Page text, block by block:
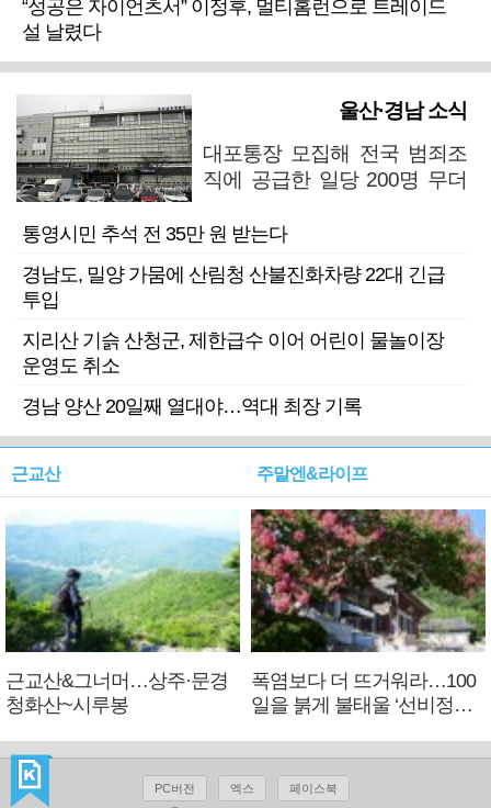
“성공은 자이언츠서” 이정후, 멀티홈런으로 트레이드
설 날렸다
울산·경남 소식
대포통장 모집해 전국 범죄조
직에 공급한 일당 200명 무더
통영시민 추석 전 35만 원 받는다
경남도, 밀양 가뭄에 산림청 산불진화차량 22대 긴급
투입
지리산 기슭 산청군, 제한급수 이어 어린이 물놀이장
운영도 취소
경남 양산 20일째 열대야…역대 최장 기록
근교산
근교산&그너머…상주·문경
청화산~시루봉
주말엔&라이프
폭염보다 더 뜨거워라…100
일을 붉게 불태울 ‘선비정신’
PC버전 엑스
페이스북